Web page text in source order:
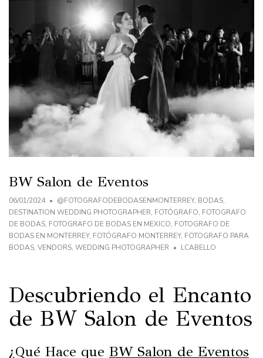
BW Salon de Eventos
06/01/2024 @FOTOGRAFODEBODASENMONTERREY, BODAS,
DESTINATION WEDDING PHOTOGRAPHER, FOTÓGRAFO, FOTOGRAFO
DE BODAS, FOTOGRAFO DE BODAS EN MEXICO, FOTOGRAFO DE
BODAS EN MONTERREY, FOTÓGRAFO MONTERREY, FOTOGRAFO PARA
BODAS, VENDORS, WEDDING PHOTOGRAPHER LCABELLO
Descubriendo el Encanto
de BW Salon de Eventos
¿Qué Hace que BW Salon de Eventos